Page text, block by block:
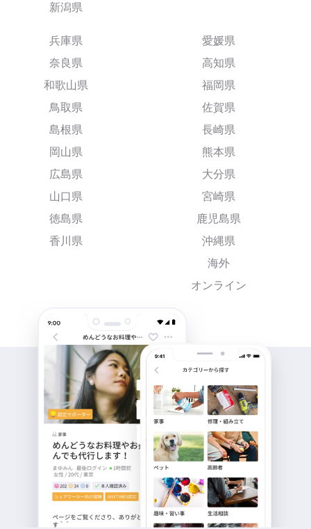
新潟県
兵庫県
奈良県
和歌山県
鳥取県
島根県
岡山県
広島県
山口県
徳島県
香川県
愛媛県
高知県
福岡県
佐賀県
長崎県
熊本県
大分県
宮崎県
鹿児島県
沖縄県
海外
オンライン